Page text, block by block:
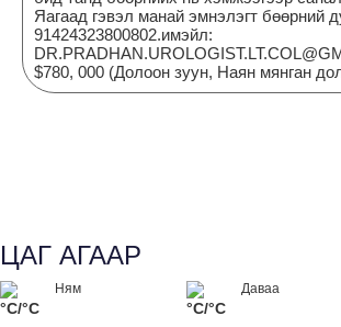
Яагаад гэвэл манай эмнэлэгт бөөрний
91424323800802.имэйл:
$780, 000 (Долоон зуун, Наян мянган
ЦАГ АГААР
Ням
°C/°C
Даваа
°C/°C